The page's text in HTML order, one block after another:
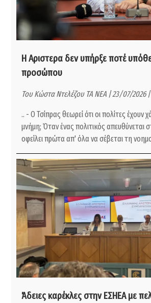
Η Αριστερα δεν υπήρξε ποτέ
προσώπου
Του Κώστα Ντελέζου ΤΑ ΝΕΑ | 23/07/2026 |
.. - Ο Τσίπρας θεωρεί ότι οι πολίτες έχουν
μνήμη; Όταν ένας πολιτικός απευθύνεται
οφείλει πρώτα απ' όλα να σέβεται τη
Άδειες καρέκλες στην ΕΣΗΕΑ με